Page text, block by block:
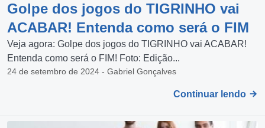
Golpe dos jogos do TIGRINHO vai
ACABAR! Entenda como será o FIM
Veja agora: Golpe dos jogos do TIGRINHO vai ACABAR!
Entenda como será o FIM! Foto: Edição...
24 de setembro de 2024 - Gabriel Gonçalves
Continuar lendo